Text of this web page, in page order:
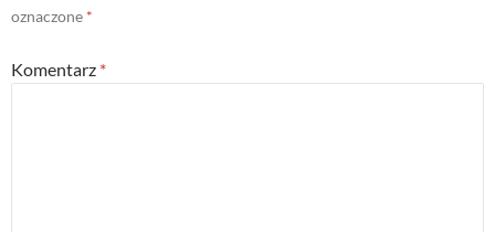
oznaczone *
Komentarz *